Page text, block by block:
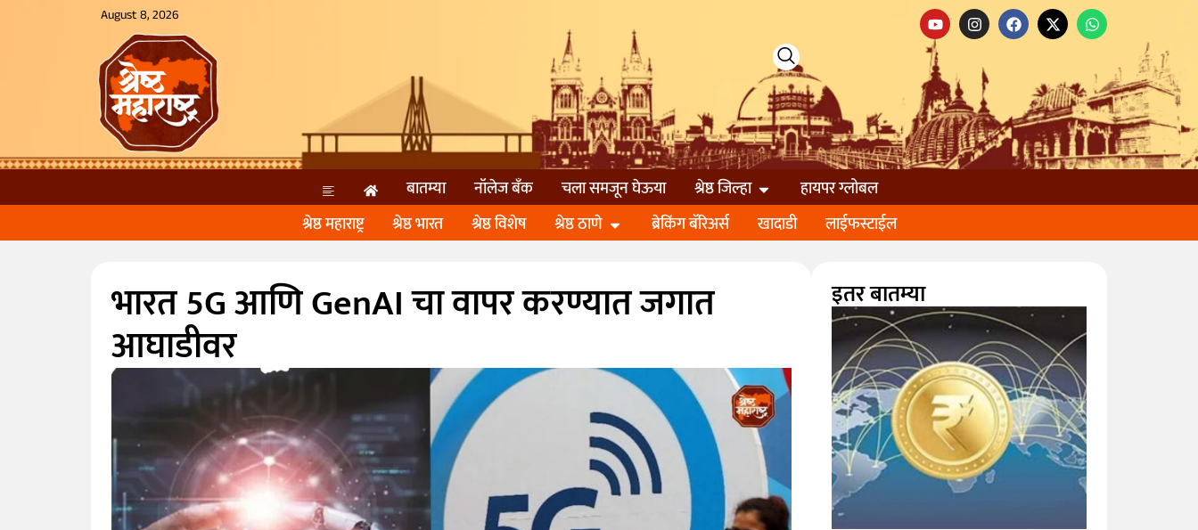
August 8, 2026
बातम्या नॉलेज बॅंक चला समजून घेऊया श्रेष्ठ जिल्हा
हायपर ग्लोबल
श्रेष्ठ महाराष्ट्र
श्रेष्ठ भारत श्रेष्ठ विशेष श्रेष्ठ ठाणे ब्रेकिंग बॅरिअर्स खादाडी लाईफस्टाईल
भारत 5G आणि GenAI चा वापर करण्यात जगात
आघाडीवर
इतर बातम्या